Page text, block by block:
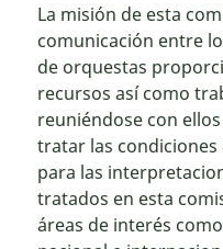
La misión de esta
comunicación entre
de orquestas
recursos así como
reuniéndose con
tratar las condiciones
para las
tratados en esta
áreas de interés